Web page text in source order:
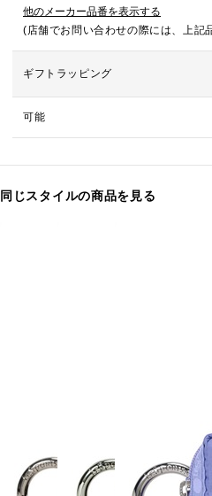
他のメーカー品番を表示する
(店舗でお問い合わせの際には、上記
ギフトラッピング
可能
同じスタイルの商品を見る